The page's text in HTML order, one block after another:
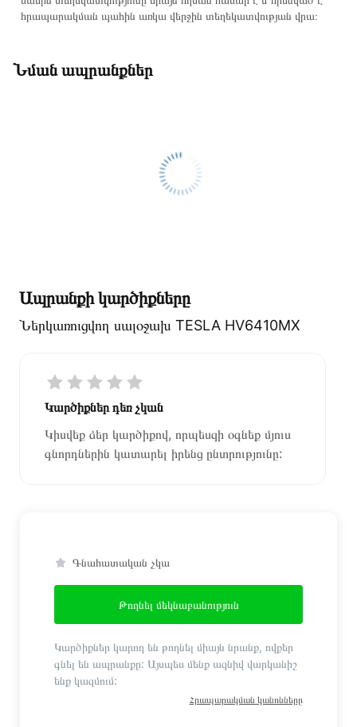
հրապարակման պահին առկա վերջին տեղեկատվության վրա։
Նման ապրանքներ
Ապրանքի կարծիքները
Ներկառուցվող սալօջախ TESLA HV6410MX
Կարծիքներ դեռ չկան
Կիսվեք ձեր կարծիքով, որպեսզի օգնեք մյուս
գնորդներին կատարել իրենց ընտրությունը:
Գնահատական չկա
Թողնել մեկնաբանություն
Կարծիքներ կարող են թողնել միայն նրանք, ովքեր
գնել են ապրանքը: Այսպես մենք ազնիվ վարկանիշ
ենք կազմում:
Հրապարակման կանոնները